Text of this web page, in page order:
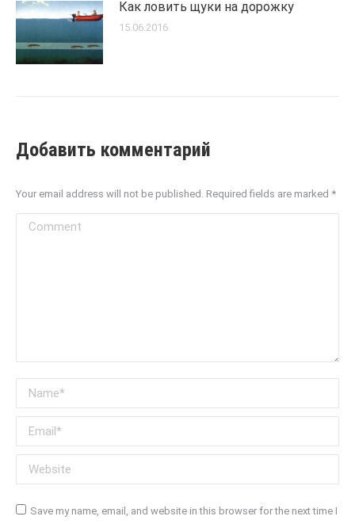
Как ловить щуки на дорожку
15.06.2016
Добавить комментарий
Your email address will not be published. Required fields are marked *
Comment
Name *
Email *
Website
Save my name, email, and website in this browser for the next time I